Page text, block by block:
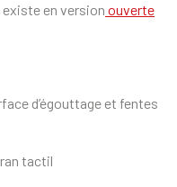
existe en version ouverte
d’égouttage et fentes
tactil